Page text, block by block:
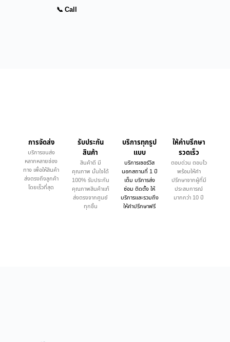
📞 Call
การจัดส่ง
บริการขนส่ง
หลากหลายช่อง
ทาง เพื่อให้สินค้า
ส่งตรงถึงลูกค้า
โดยเร็วที่สุด
รับประกัน
สินค้า
สินค้าดี มี
คุณภาพ มั่นใจได้
100% รับประกัน
คุณภาพสินค้าแท้
ส่งตรงจากศูนย์
ทุกชิ้น
บริการทุกรูป
แบบ
บริการเซอร์วิส
นอกสถานที่ 1 ปี
เต็ม บริการส่ง
ซ่อม ติดตั้ง ให้
บริการและรวมถึง
ให้คำปรึกษาฟรี
ให้คำบรึกษา
รวดเร็ว
ตอบด่วน ตอบไว
พร้อมให้คำ
ปรึกษาจากผู้ที่มี
ประสบการณ์
มากกว่า 10 ปี